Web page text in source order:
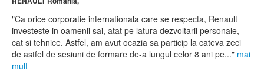
"Ca orice corporatie internationala care se respecta, Renault
investeste in oamenii sai, atat pe latura dezvoltarii personale,
cat si tehnice. Astfel, am avut ocazia sa particip la cateva zeci
de astfel de sesiuni de formare de-a lungul celor 8 ani pe..." mai
mult